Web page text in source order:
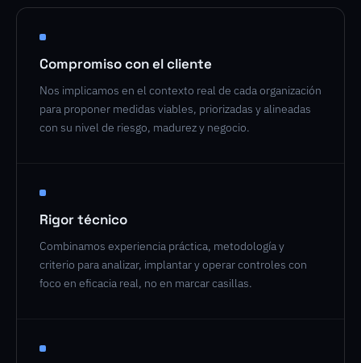
Compromiso con el cliente
Nos implicamos en el contexto real de cada organización
para proponer medidas viables, priorizadas y alineadas
con su nivel de riesgo, madurez y negocio.
Rigor técnico
Combinamos experiencia práctica, metodología y
criterio para analizar, implantar y operar controles con
foco en eficacia real, no en marcar casillas.